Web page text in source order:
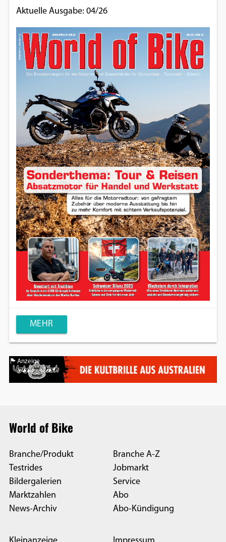
Aktuelle Ausgabe: 04/26
MEHR
Anzeige
World of Bike
Branche/Produkt
Testrides
Bildergalerien
Marktzahlen
News-Archiv
Branche A-Z
Jobmarkt
Service
Abo
Abo-Kündigung